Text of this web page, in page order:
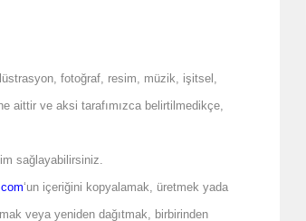
fotoğraf, resim, müzik, işitsel,
aittir ve aksi tarafımızca belirtilmedikçe,
sağlayabilirsiniz.
‘un içeriğini kopyalamak, üretmek yada
veya yeniden dağıtmak, birbirinden